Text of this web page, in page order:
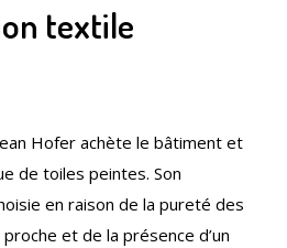
textile
Hofer achète le bâtiment et
de toiles peintes. Son
en raison de la pureté des
et de la présence d’un